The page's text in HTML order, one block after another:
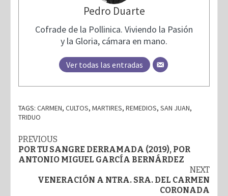
Pedro Duarte
Cofrade de la Pollinica. Viviendo la Pasión
y la Gloria, cámara en mano.
Ver todas las entradas
TAGS: CARMEN, CULTOS, MARTIRES, REMEDIOS, SAN JUAN,
TRIDUO
Post
navigation
PREVIOUS
POR TU SANGRE DERRAMADA (2019), POR
ANTONIO MIGUEL GARCÍA BERNÁRDEZ
NEXT
VENERACIÓN A NTRA. SRA. DEL CARMEN
CORONADA